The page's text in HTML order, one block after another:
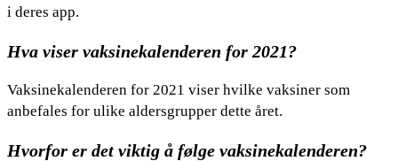
i deres app.
Hva viser vaksinekalenderen for 2021?
Vaksinekalenderen for 2021 viser hvilke vaksiner som
anbefales for ulike aldersgrupper dette året.
Hvorfor er det viktig å følge vaksinekalenderen?